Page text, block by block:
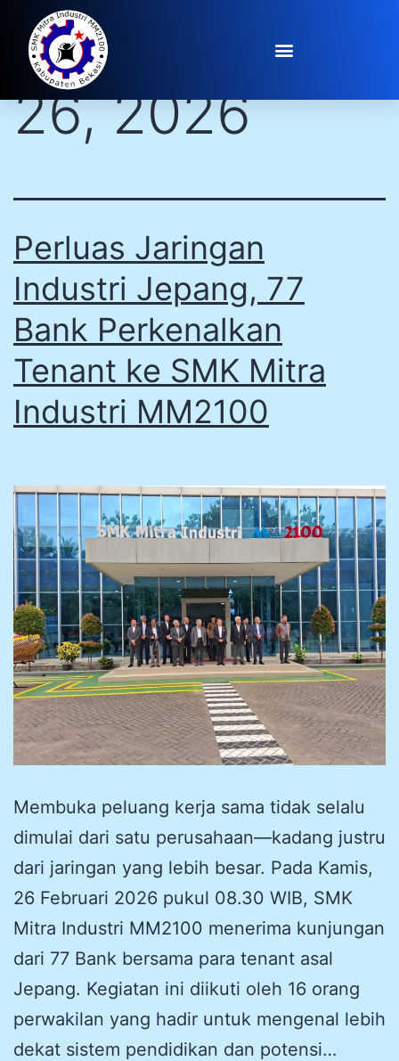
Day:
February
26, 2026
Perluas Jaringan
Industri Jepang, 77
Bank Perkenalkan
Tenant ke SMK Mitra
Industri MM2100
Membuka peluang kerja sama tidak selalu
dimulai dari satu perusahaan—kadang justru
dari jaringan yang lebih besar. Pada Kamis,
26 Februari 2026 pukul 08.30 WIB, SMK
Mitra Industri MM2100 menerima kunjungan
dari 77 Bank bersama para tenant asal
Jepang. Kegiatan ini diikuti oleh 16 orang
perwakilan yang hadir untuk mengenal lebih
dekat sistem pendidikan dan potensi…